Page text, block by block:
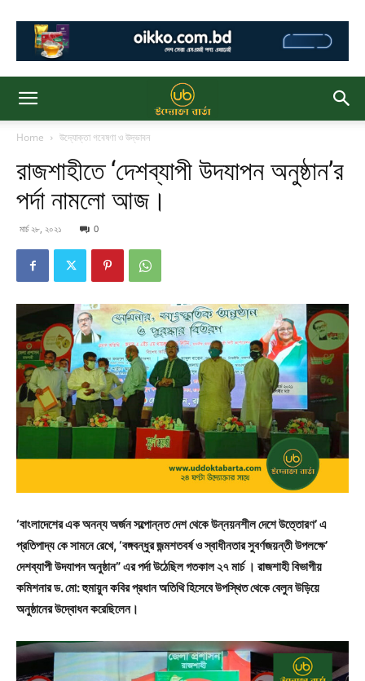
Home উদ্যোক্তা গবেষণা ও উদ্ভাবন
রাজশাহীতে ‘দেশব্যাপী উদযাপন অনুষ্ঠান’র
পর্দা নামলো আজ।
মার্চ ২৮, ২০২১ 0
‘বাংলাদেশের এক অনন্য অর্জন সল্পোন্নত দেশ থেকে উন্নয়নশীল দেশে উত্তোরণ’ এ
প্রতিপাদ্য কে সামনে রেখে, ‘বঙ্গবন্ধুর জন্মশতবর্ষ ও স্বাধীনতার সুবর্ণজয়ন্তী উপলক্ষে’
দেশব্যাপী উদযাপন অনুষ্ঠান” এর পর্দা উঠেছিল গতকাল ২৭ মার্চ । রাজশাহী বিভাগীয়
কমিশনার ড. মো: হুমায়ুন কবির প্রধান অতিথি হিসেবে উপস্থিত থেকে বেলুন উড়িয়ে
অনুষ্ঠানের উদ্বোধন করেছিলেন।